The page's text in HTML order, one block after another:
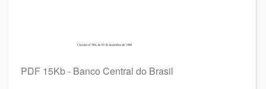
PDF 15Kb - Banco Central do Brasil